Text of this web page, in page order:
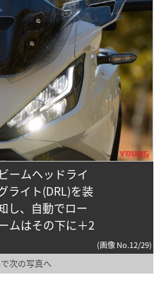
ームヘッドライ
ライト(DRL)を装
し、自動でロー
ムはその下に＋2
(画像 No.12/29)
次の写真へ